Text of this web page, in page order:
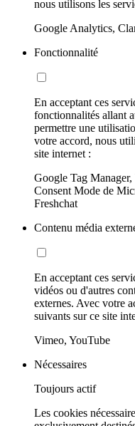
nous utilisons les
Google Analytics,
Fonctionnalité
En acceptant ces
fonctionnalités allant
permettre une
votre accord, nous
site internet :
Google Tag
Consent Mode de
Freshchat
Contenu média
En acceptant ces
vidéos ou d'autres
externes. Avec votre
suivants sur ce site
Vimeo, YouTube
Nécessaires
Toujours actif
Les cookies